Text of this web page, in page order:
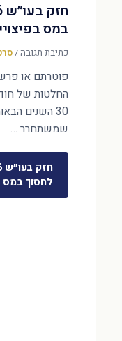
במס
כתיבת תגובה/
החלטות של
30 השנים
שמשתחרר …
לחסוך במס